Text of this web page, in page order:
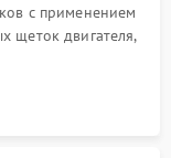
с применением
щеток двигателя,